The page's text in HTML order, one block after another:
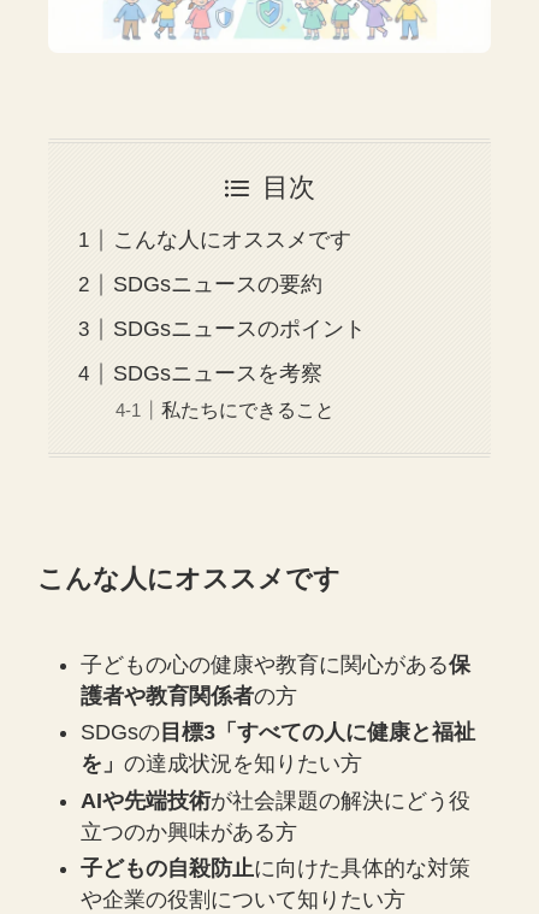
目次
こんな人にオススメです
SDGsニュースの要約
SDGsニュースのポイント
SDGsニュースを考察
私たちにできること
こんな人にオススメです
子どもの心の健康や教育に関心がある保
護者や教育関係者の方
SDGsの 目標3「すべての人に健康と福祉
を」の達成状況を知りたい方
AIや先端技術が社会課題の解決にどう役
立つのか興味がある方
子どもの自殺防止に向けた具体的な対策
や企業の役割について知りたい方